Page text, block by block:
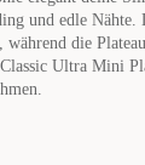
und edle Nähte.
die
Ultra Mini